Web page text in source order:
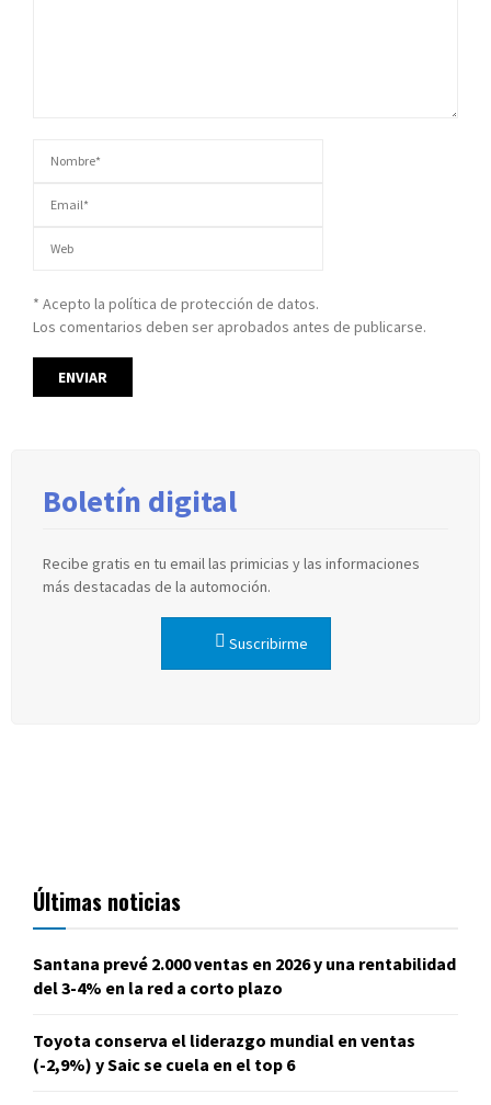
* Acepto la política de protección de datos.
Los comentarios deben ser aprobados antes de publicarse.
Boletín digital
Recibe gratis en tu email las primicias y las informaciones
más destacadas de la automoción.
Suscribirme
Últimas noticias
Santana prevé 2.000 ventas en 2026 y una rentabilidad
del 3-4% en la red a corto plazo
Toyota conserva el liderazgo mundial en ventas
(-2,9%) y Saic se cuela en el top 6